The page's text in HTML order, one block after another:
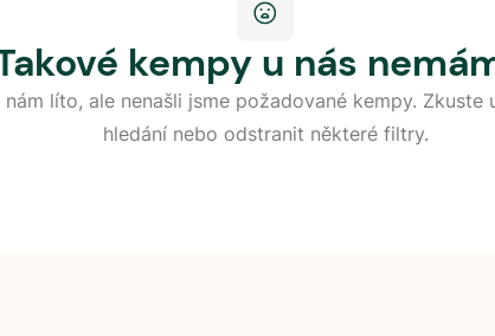
kempy u nás
nám líto, ale nenašli jsme požadované kempy. Zkuste
hledání nebo odstranit některé filtry.